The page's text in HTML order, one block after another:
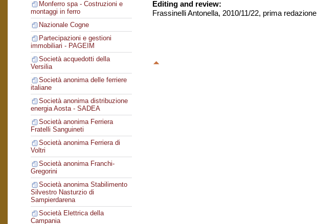
Monferro spa - Costruzioni e
montaggi in ferro
Nazionale Cogne
Partecipazioni e gestioni
immobiliari - PAGEIM
Società acquedotti della
Versilia
Società anonima delle ferriere
italiane
Società anonima distribuzione
energia Aosta - SADEA
Società anonima Ferriera
Fratelli Sanguineti
Società anonima Ferriera di
Voltri
Società anonima Franchi-
Gregorini
Società anonima Stabilimento
Silvestro Nasturzio di
Sampierdarena
Società Elettrica della
Campania
Editing and review:
Frassinelli Antonella, 2010/11/22, prima redazione